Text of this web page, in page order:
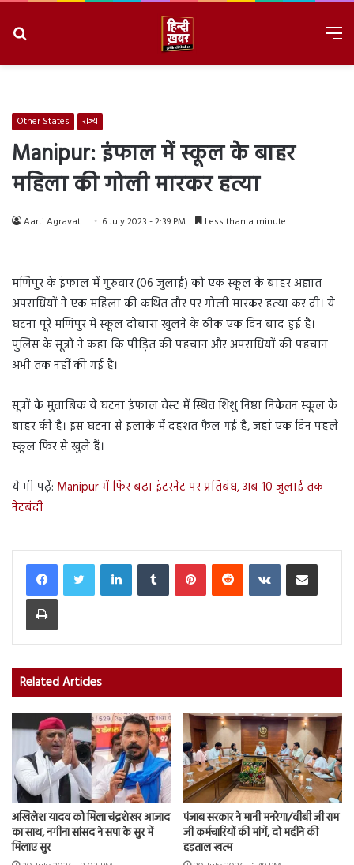
Other States राज्य
Manipur: इंफाल में स्कूल के बाहर
महिला की गोली मारकर हत्या
Aarti Agravat 6 July 2023 - 2:39 PM Less than a minute
मणिपुर के इंफाल में गुरुवार (06 जुलाई) को एक स्कूल के बाहर अज्ञात
अपराधियों ने एक महिला की कथित तौर पर गोली मारकर हत्या कर दी। ये
घटना पूरे मणिपुर में स्कूल दोबारा खुलने के ठीक एक दिन बाद हुई है।
पुलिस के सूत्रों ने कहा कि पीड़ित की पहचान और अपराधियों की पहचान
अभी तक नहीं की गई है।
सूत्रों के मुताबिक ये घटना इंफाल वेस्ट में स्थित शिशु निष्ठा निकेतन स्कूल के
बाहर की है। इस घटना से इलाके में दहशत फैल गई है, जहां एक दिन पहले
स्कूल फिर से खुले हैं।
ये भी पढ़ें: Manipur में फिर बढ़ा इंटरनेट पर प्रतिबंध, अब 10 जुलाई तक
नेटबंदी
LinkedInTumblr PinterestReddit VKontakteShare via Email
Print
Related Articles
अखिलेश यादव को मिला चंद्रशेखर आजाद
का साथ, नगीना सांसद ने सपा के सुर में
मिलाए सुर
पंजाब सरकार ने मानी मनरेगा/वीबी जी राम
जी कर्मचारियों की मांगें, दो महीने की
हड़ताल खत्म